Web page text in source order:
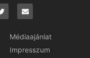
Médiaajánlat
Impresszum